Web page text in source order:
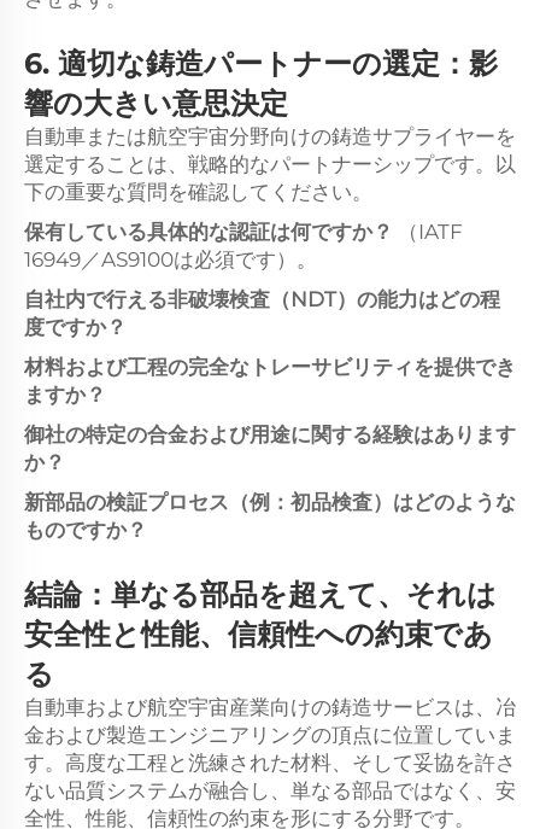
6. 適切な鋳造パートナーの選定：影
響の大きい意思決定
自動車または航空宇宙分野向けの鋳造サプライヤーを
選定することは、戦略的なパートナーシップです。以
下の重要な質問を確認してください。
保有している具体的な認証は何ですか？
（IATF
16949／AS9100は必須です）。
自社内で行える非破壊検査（NDT）の能力はどの程
度ですか？
材料および工程の完全なトレーサビリティを提供でき
ますか？
御社の特定の合金および用途に関する経験はあります
か？
新部品の検証プロセス（例：初品検査）はどのような
ものですか？
結論：単なる部品を超えて、それは
安全性と性能、信頼性への約束であ
る
自動車および航空宇宙産業向けの鋳造サービスは、冶
金および製造エンジニアリングの頂点に位置していま
す。高度な工程と洗練された材料、そして妥協を許さ
ない品質システムが融合し、単なる部品ではなく、安
全性、性能、信頼性の約束を形にする分野です。